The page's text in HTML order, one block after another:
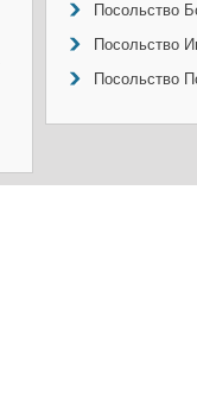
Посольство
Посольство
Посольство